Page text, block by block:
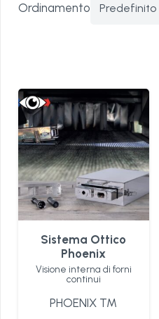
Ordinamento
Sistema Ottico
Phoenix
Visione interna di forni
continui
PHOENIX TM